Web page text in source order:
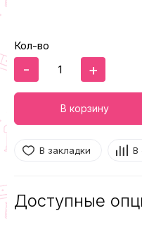
Кол-во
- +
В корзину
В закладки В
Доступные